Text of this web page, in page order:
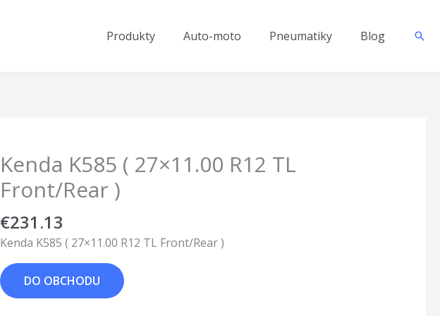
Produkty Auto-moto Pneumatiky Blog
Kenda K585 ( 27×11.00 R12 TL
Front/Rear )
€231.13
Kenda K585 ( 27×11.00 R12 TL Front/Rear )
DO OBCHODU